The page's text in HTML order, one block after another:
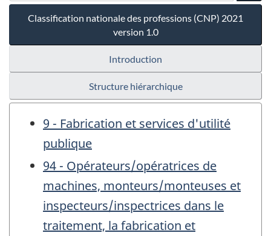
Classification nationale des professions (CNP) 2021
version 1.0
Introduction
Structure hiérarchique
9 - Fabrication et services d'utilité
publique
94 - Opérateurs/opératrices de
machines, monteurs/monteuses et
inspecteurs/inspectrices dans le
traitement, la fabrication et